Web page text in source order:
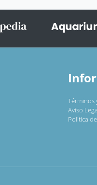
Términos
Aviso
Política